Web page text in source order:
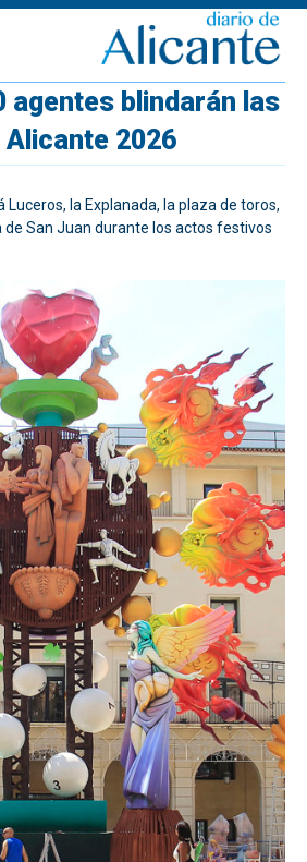
agentes blindarán las
Alicante 2026
Luceros, la Explanada, la plaza de toros,
de San Juan durante los actos festivos